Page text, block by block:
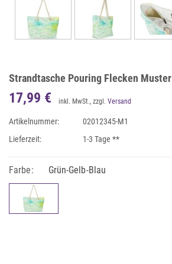
Strandtasche Pouring Flecken Muster
17,99 € inkl. MwSt., zzgl. Versand
Artikelnummer:
02012345-M1
Lieferzeit:
1-3 Tage **
Farbe: Grün-Gelb-Blau